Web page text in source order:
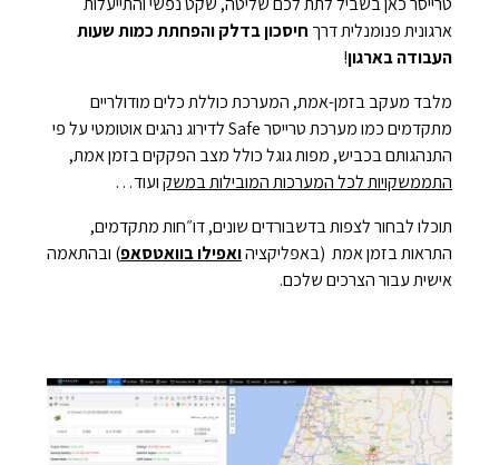
ארגונית פנומנלית דרך חיסכון בדלק והפחתת כמות שעות
העבודה בארגון!
מלבד מעקב בזמן-אמת, המערכת כוללת כלים מודולריים
מתקדמים כמו מערכת טרייסר Safe לדירוג נהגים אוטומטי על פי
התנהגותם בכביש, מפות גוגל כולל מצב הפקקים בזמן אמת,
התממשקויות לכל המערכות המובילות במשקועוד…
תוכלו לבחור לצפות בדשבורדים שונים, דו״חות מתקדמים,
התראות בזמן אמת (באפליקציהואפילו בוואטסאפ) ובהתאמה
אישית עבור הצרכים שלכם.